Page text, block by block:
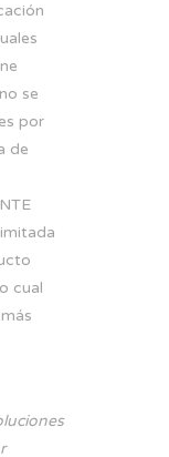
se
por
de
cual